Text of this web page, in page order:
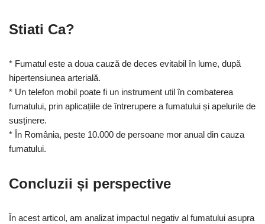
Stiati Ca?
* Fumatul este a doua cauză de deces evitabil în lume, după
hipertensiunea arterială.
* Un telefon mobil poate fi un instrument util în combaterea
fumatului, prin aplicațiile de întrerupere a fumatului și apelurile de
susținere.
* În România, peste 10.000 de persoane mor anual din cauza
fumatului.
Concluzii și perspective
În acest articol, am analizat impactul negativ al fumatului asupra